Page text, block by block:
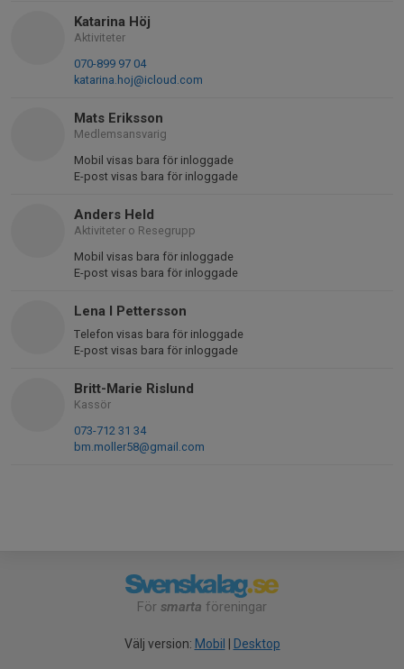
Katarina Höj
Aktiviteter
070-899 97 04
katarina.hoj@icloud.com
Mats Eriksson
Medlemsansvarig
Mobil visas bara för inloggade
E-post visas bara för inloggade
Anders Held
Aktiviteter o Resegrupp
Mobil visas bara för inloggade
E-post visas bara för inloggade
Lena I Pettersson
Telefon visas bara för inloggade
E-post visas bara för inloggade
Britt-Marie Rislund
Kassör
073-712 31 34
bm.moller58@gmail.com
För smarta föreningar
Välj version: Mobil Desktop